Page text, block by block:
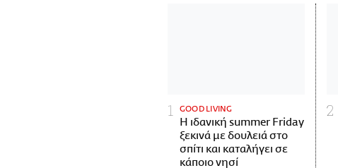
GOOD LIVING
Η ιδανική summer Friday
ξεκινά με δουλειά στο
σπίτι και καταλήγει σε
κάποιο νησί